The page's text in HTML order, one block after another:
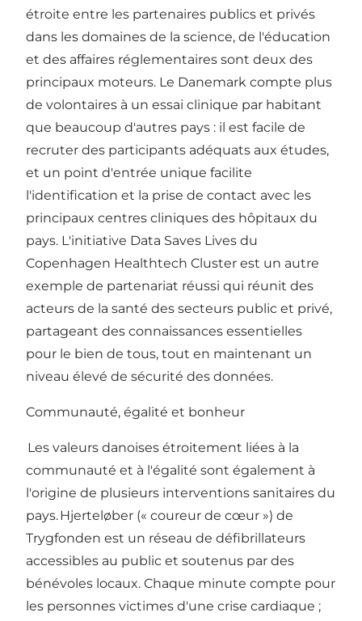
étroite entre les partenaires publics et privés
dans les domaines de la science, de l'éducation
et des affaires réglementaires sont deux des
principaux moteurs. Le Danemark compte plus
de volontaires à un essai clinique par habitant
que beaucoup d'autres pays : il est facile de
recruter des participants adéquats aux études,
et un point d'entrée unique facilite
l'identification et la prise de contact avec les
principaux centres cliniques des hôpitaux du
pays. L'initiative Data Saves Lives du
Copenhagen Healthtech Cluster est un autre
exemple de partenariat réussi qui réunit des
acteurs de la santé des secteurs public et privé,
partageant des connaissances essentielles
pour le bien de tous, tout en maintenant un
niveau élevé de sécurité des données.
Communauté, égalité et bonheur
Les valeurs danoises étroitement liées à la
communauté et à l'égalité sont également à
l'origine de plusieurs interventions sanitaires du
pays.Hjerteløber (« coureur de cœur ») de
Trygfonden est un réseau de défibrillateurs
accessibles au public et soutenus par des
bénévoles locaux. Chaque minute compte pour
les personnes victimes d'une crise cardiaque ;